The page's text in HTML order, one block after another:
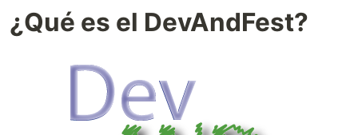
¿Qué es el DevAndFest?